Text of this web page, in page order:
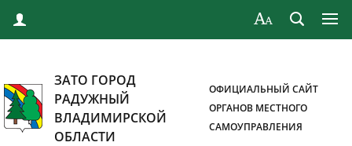
ЗАТО ГОРОД
РАДУЖНЫЙ
ВЛАДИМИРСКОЙ
ОБЛАСТИ
ОФИЦИАЛЬНЫЙ САЙТ
ОРГАНОВ МЕСТНОГО
САМОУПРАВЛЕНИЯ